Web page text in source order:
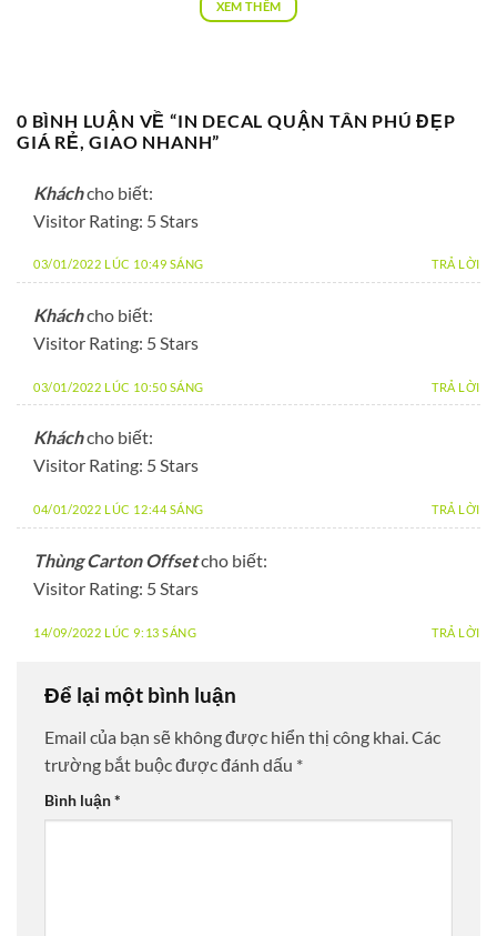
0 BÌNH LUẬN VỀ “IN DECAL QUẬN TÂN PHÚ ĐẸP
GIÁ RẺ, GIAO NHANH”
Kháchcho biết:
Visitor Rating: 5 Stars
03/01/2022 LÚC 10:49 SÁNG TRẢ LỜI
Kháchcho biết:
Visitor Rating: 5 Stars
03/01/2022 LÚC 10:50 SÁNG TRẢ LỜI
Kháchcho biết:
Visitor Rating: 5 Stars
04/01/2022 LÚC 12:44 SÁNG TRẢ LỜI
Thùng Carton Offsetcho biết:
Visitor Rating: 5 Stars
14/09/2022 LÚC 9:13 SÁNG TRẢ LỜI
Để lại một bình luận
Email của bạn sẽ không được hiển thị công khai.Các
trường bắt buộc được đánh dấu *
Bình luận*